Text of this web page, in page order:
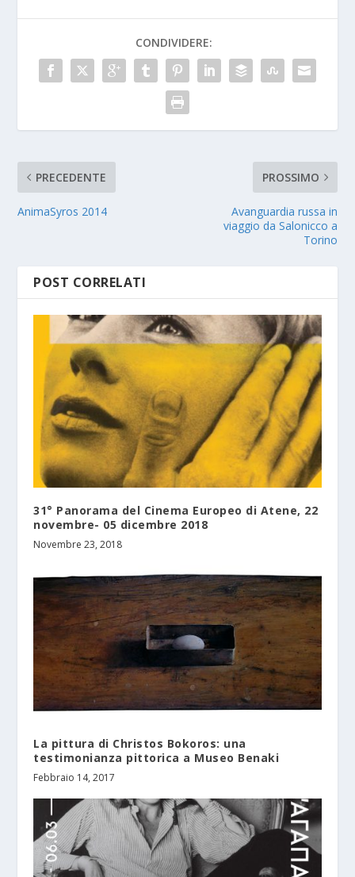
CONDIVIDERE:
PRECEDENTE
AnimaSyros 2014
PROSSIMO
Avanguardia russa in
viaggio da Salonicco a
Torino
POST CORRELATI
31° Panorama del Cinema Europeo di Atene, 22
novembre- 05 dicembre 2018
Novembre 23, 2018
La pittura di Christos Bokoros: una
testimonianza pittorica a Museo Benaki
Febbraio 14, 2017